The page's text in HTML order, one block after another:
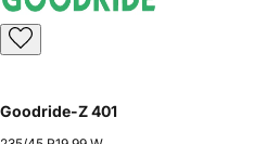
Goodride-Z 401